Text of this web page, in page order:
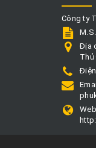
Công ty
Địa
Thủ